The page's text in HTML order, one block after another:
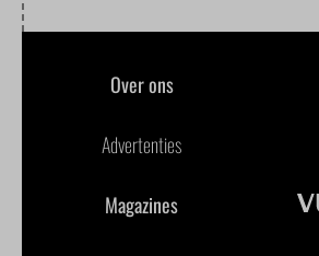
Over ons
Advertenties
Magazines